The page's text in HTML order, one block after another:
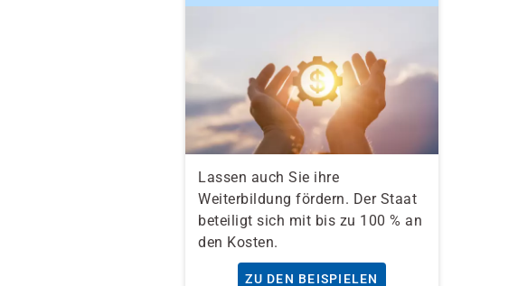
Lassen auch Sie ihre
Weiterbildung fördern. Der Staat
beteiligt sich mit bis zu 100 % an
den Kosten.
ZU DEN BEISPIELEN